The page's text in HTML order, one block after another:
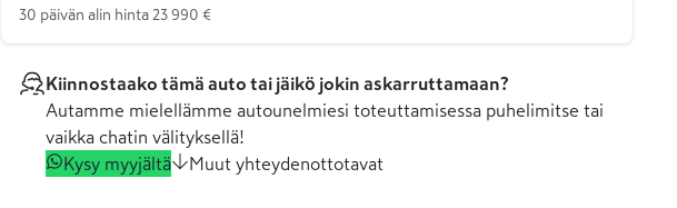
30 päivän alin hinta 23 990 €
Kiinnostaako tämä auto tai jäikö jokin askarruttamaan?
Autamme mielellämme autounelmiesi toteuttamisessa puhelimitse tai
vaikka chatin välityksellä!
Kysy myyjältä
Muut yhteydenottotavat